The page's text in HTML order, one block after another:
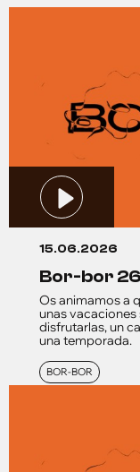
15.06.2026
bor-bor
Os animamos a
unas
disfrutarlas, un
una temporada.
BOR-BOR